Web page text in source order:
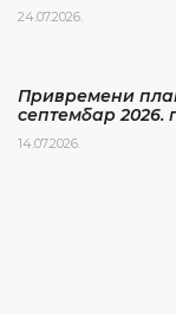
24.07.2026.
Привремени
септембар 2026.
14.07.2026.